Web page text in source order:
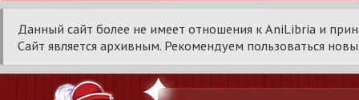
Данный сайт более не имеет отношения к AniLibria и
Сайт является архивным. Рекомендуем пользоваться